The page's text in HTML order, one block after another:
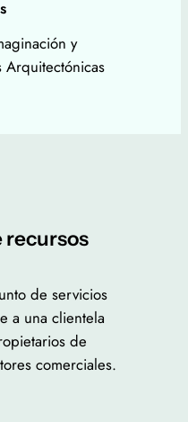
y
Arquitectónicas
recursos
de servicios
a una clientela
de
comerciales.